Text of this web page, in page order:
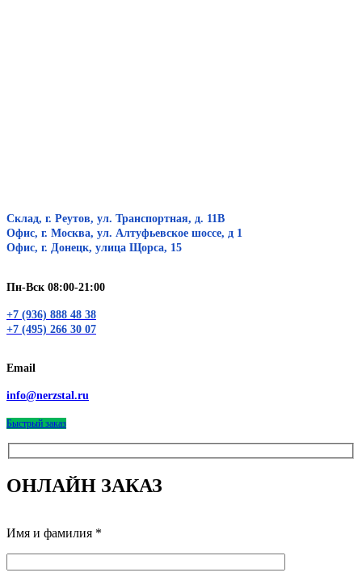
Склад, г. Реутов, ул. Транспортная, д. 11В
Офис, г. Москва, ул. Алтуфьевское шоссе, д 1
Офис, г. Донецк, улица Щорса, 15
Пн-Вск 08:00-21:00
+7 (936) 888 48 38
+7 (495) 266 30 07
Email
info@nerzstal.ru
Быстрый заказ
ОНЛАЙН ЗАКАЗ
Имя и фамилия *